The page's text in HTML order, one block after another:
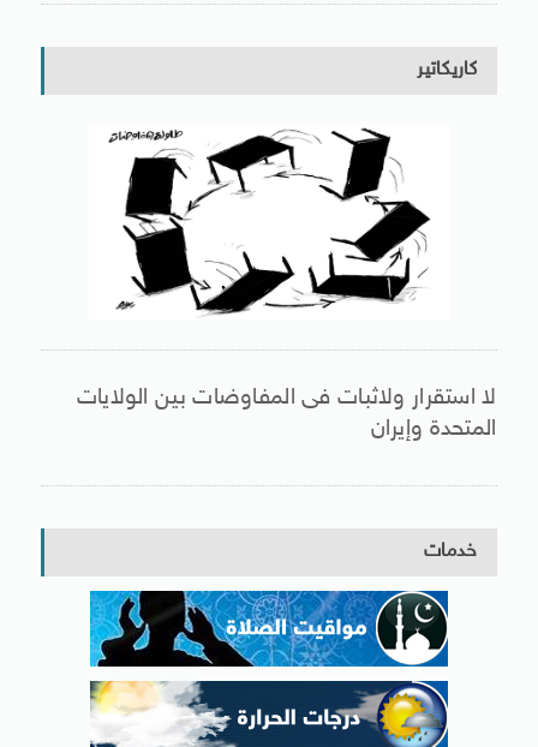
كاريكاتير
لا استقرار ولاثبات فى المفاوضات بين الولايات
المتحدة وإيران
خدمات